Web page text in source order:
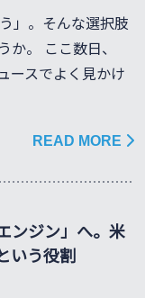
」。そんな選択肢
。 ここ数日、
ースでよく見かけ
READ MORE
ンジン」へ。米
いう役割